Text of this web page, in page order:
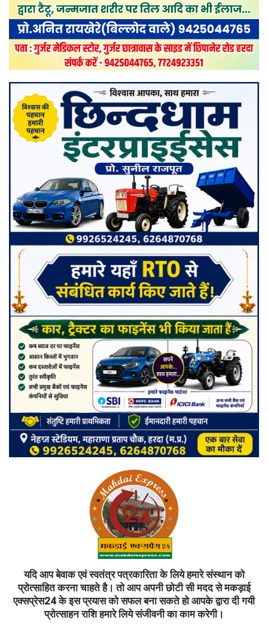
यदि आप बेवाक एवं स्वतंत्र पत्रकारिता के लिये हमारे संस्थान को
प्रोत्साहित करना चाहते है। तो आप अपनी छोटी सी मदद से मकड़ाई
एक्सप्रेस24 के इस प्रयास को सफल बना सकते हो आपके द्वारा दी गयी
प्रोत्साहन राशि हमारे लिये संजीवनी का काम करेगी।